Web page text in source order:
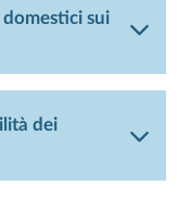
domestici sui
dei